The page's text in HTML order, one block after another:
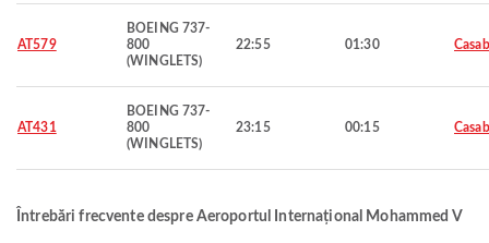
AT579
BOEING 737-
800
(WINGLETS)
22:55 01:30
AT431
BOEING 737-
800
(WINGLETS)
23:15 00:15
Întrebări frecvente despre Aeroportul Internațional Mohammed V